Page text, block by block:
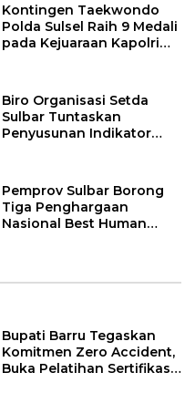
Kontingen Taekwondo
Polda Sulsel Raih 9 Medali
pada Kejuaraan Kapolri
Biro Organisasi Setda
Sulbar Tuntaskan
Penyusunan Indikator
Pemprov Sulbar Borong
Tiga Penghargaan
Nasional Best Human
Bupati Barru Tegaskan
Komitmen Zero Accident,
Buka Pelatihan Sertifikasi